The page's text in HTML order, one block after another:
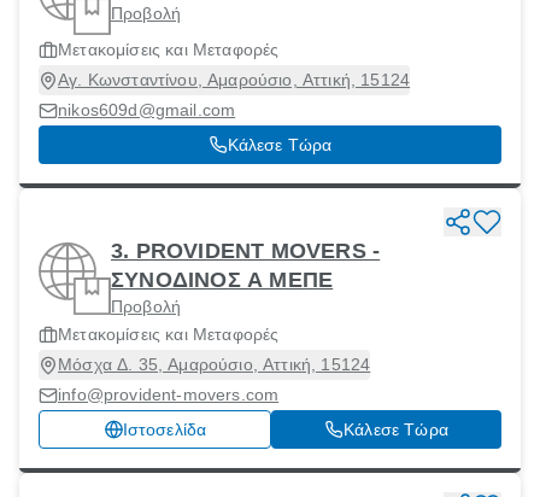
Προβολή
Μετακομίσεις και Μεταφορές
Αγ. Κωνσταντίνου, Αμαρούσιο, Αττική, 15124
nikos609d@gmail.com
Κάλεσε Τώρα
3. PROVIDENT MOVERS -
ΣΥΝΟΔΙΝΟΣ Α ΜΕΠΕ
Προβολή
Μετακομίσεις και Μεταφορές
Μόσχα Δ. 35, Αμαρούσιο, Αττική, 15124
info@provident-movers.com
Ιστοσελίδα
Κάλεσε Τώρα